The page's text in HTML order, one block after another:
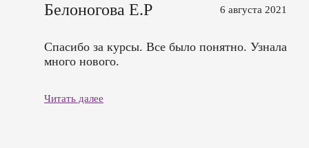
Белоногова Е.Р 6 августа 2021
Спасибо за курсы. Все было понятно. Узнала
много нового.
Читать далее